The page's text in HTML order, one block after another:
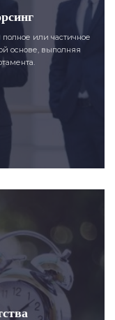
или частичное
основе, выполняя